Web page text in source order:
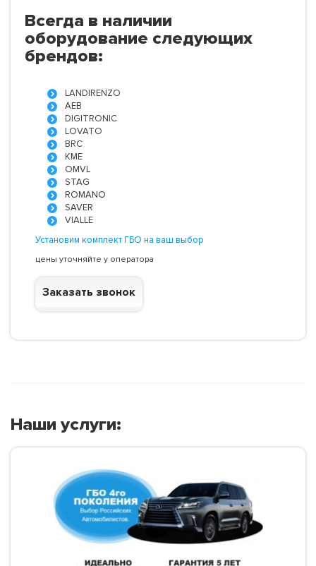
Всегда в наличии
оборудование следующих
брендов:
LANDIRENZO
AEB
DIGITRONIC
LOVATO
BRC
KME
OMVL
STAG
ROMANO
SAVER
VIALLE
Установим комплект ГБО на ваш выбор
цены уточняйте у оператора
Заказать звонок
Наши услуги: